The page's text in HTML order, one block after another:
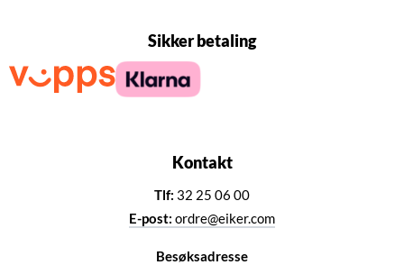
Sikker betaling
Kontakt
Tlf: 32 25 06 00
E-post: ordre@eiker.com
Besøksadresse